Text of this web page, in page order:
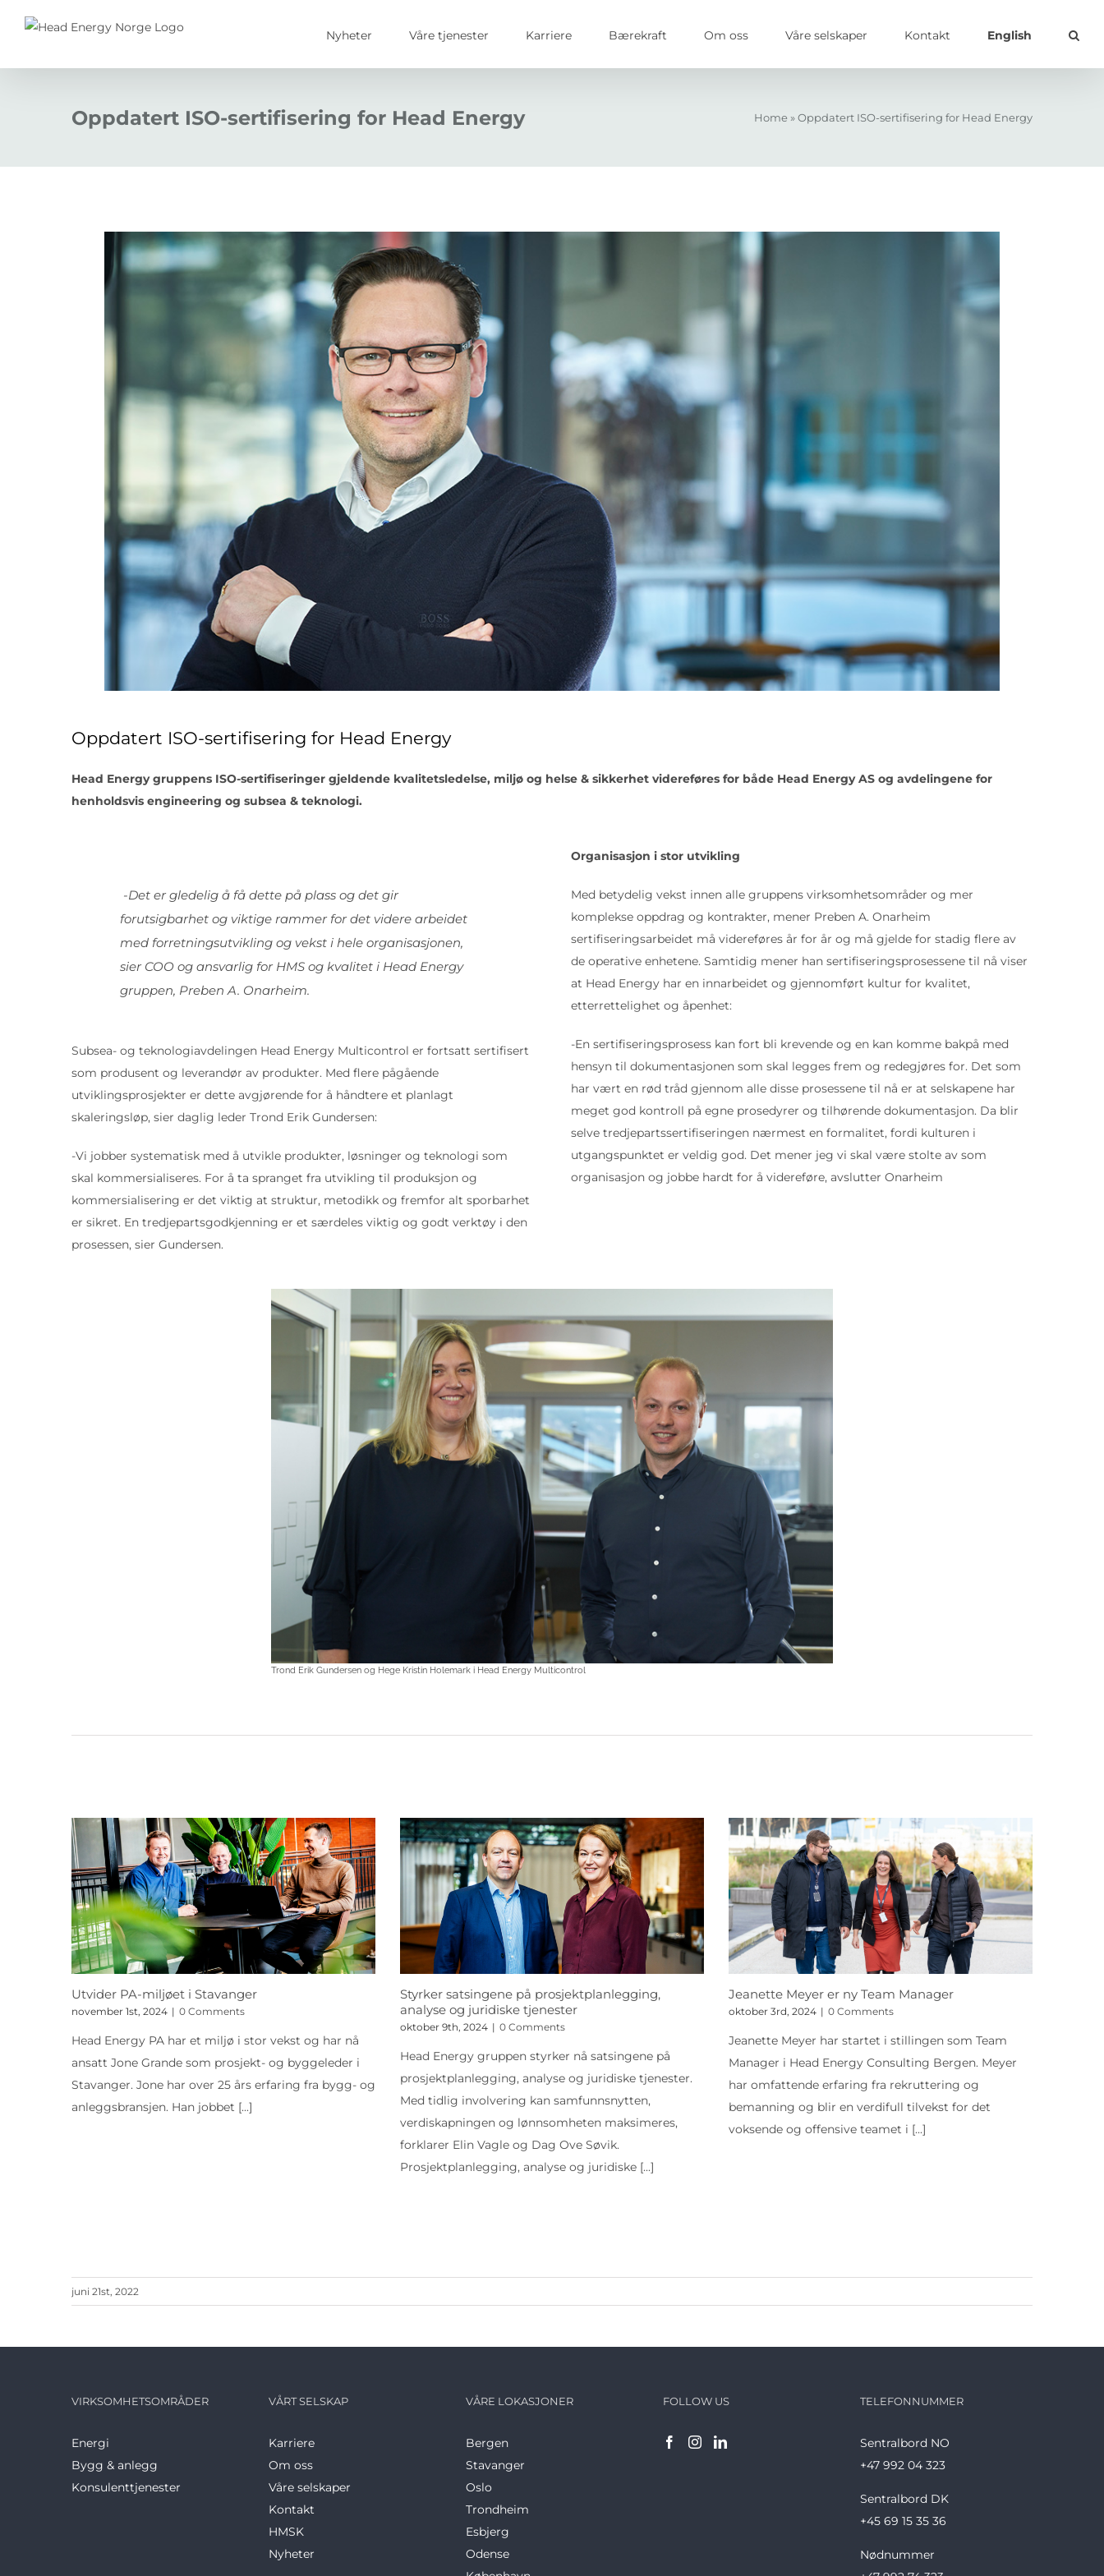
Nyheter Våre tjenester Karriere Bærekraft Om oss Våre selskaper Kontakt English
Oppdatert ISO-sertifisering for Head Energy Home »Oppdatert ISO-sertifisering for Head Energy
Oppdatert ISO-sertifisering for Head Energy
Head Energy gruppens ISO-sertifiseringer gjeldende kvalitetsledelse, miljø og helse & sikkerhet videreføres for både Head Energy AS og avdelingene for
henholdsvis engineering og subsea & teknologi.
-Det er gledelig å få dette på plass og det gir
forutsigbarhet og viktige rammer for det videre arbeidet
med forretningsutvikling og vekst i hele organisasjonen,
sier COO og ansvarlig for HMS og kvalitet i Head Energy
gruppen, Preben A. Onarheim.
Subsea- og teknologiavdelingen Head Energy Multicontrol er fortsatt sertifisert
som produsent og leverandør av produkter. Med flere pågående
utviklingsprosjekter er dette avgjørende for å håndtere et planlagt
skaleringsløp, sier daglig leder Trond Erik Gundersen:
-Vi jobber systematisk med å utvikle produkter, løsninger og teknologi som
skal kommersialiseres. For å ta spranget fra utvikling til produksjon og
kommersialisering er det viktig at struktur, metodikk og fremfor alt sporbarhet
er sikret. En tredjepartsgodkjenning er et særdeles viktig og godt verktøy i den
prosessen, sier Gundersen.
Organisasjon i stor utvikling
Med betydelig vekst innen alle gruppens virksomhetsområder og mer
komplekse oppdrag og kontrakter, mener Preben A. Onarheim
sertifiseringsarbeidet må videreføres år for år og må gjelde for stadig flere av
de operative enhetene. Samtidig mener han sertifiseringsprosessene til nå viser
at Head Energy har en innarbeidet og gjennomført kultur for kvalitet,
etterrettelighet og åpenhet:
-En sertifiseringsprosess kan fort bli krevende og en kan komme bakpå med
hensyn til dokumentasjonen som skal legges frem og redegjøres for. Det som
har vært en rød tråd gjennom alle disse prosessene til nå er at selskapene har
meget god kontroll på egne prosedyrer og tilhørende dokumentasjon. Da blir
selve tredjepartssertifiseringen nærmest en formalitet, fordi kulturen i
utgangspunktet er veldig god. Det mener jeg vi skal være stolte av som
organisasjon og jobbe hardt for å videreføre, avslutter Onarheim
Trond Erik Gundersen og Hege Kristin Holemark i Head Energy Multicontrol
Utvider PA-miljøet i Stavanger
november 1st, 2024 | 0 Comments
Head Energy PA har et miljø i stor vekst og har nå
ansatt Jone Grande som prosjekt- og byggeleder i
Stavanger. Jone har over 25 års erfaring fra bygg- og
anleggsbransjen. Han jobbet [...]
Styrker satsingene på prosjektplanlegging,
analyse og juridiske tjenester
oktober 9th, 2024 | 0 Comments
Head Energy gruppen styrker nå satsingene på
prosjektplanlegging, analyse og juridiske tjenester.
Med tidlig involvering kan samfunnsnytten,
verdiskapningen og lønnsomheten maksimeres,
forklarer Elin Vagle og Dag Ove Søvik.
Prosjektplanlegging, analyse og juridiske[...]
Jeanette Meyer er ny Team Manager
oktober 3rd, 2024 | 0 Comments
Jeanette Meyer har startet i stillingen som Team
Manager i Head Energy Consulting Bergen. Meyer
har omfattende erfaring fra rekruttering og
bemanning og blir en verdifull tilvekst for det
voksende og offensive teamet i [...]
juni 21st, 2022
VIRKSOMHETSOMRÅDER
Energi
Bygg & anlegg
Konsulenttjenester
VÅRT SELSKAP
Karriere
Om oss
Våre selskaper
Kontakt
HMSK
Nyheter
VÅRE LOKASJONER
Bergen
Stavanger
Oslo
Trondheim
Esbjerg
Odense
FOLLOW US TELEFONNUMMER
Sentralbord NO
+47 992 04 323
Sentralbord DK
+45 69 15 35 36
Nødnummer